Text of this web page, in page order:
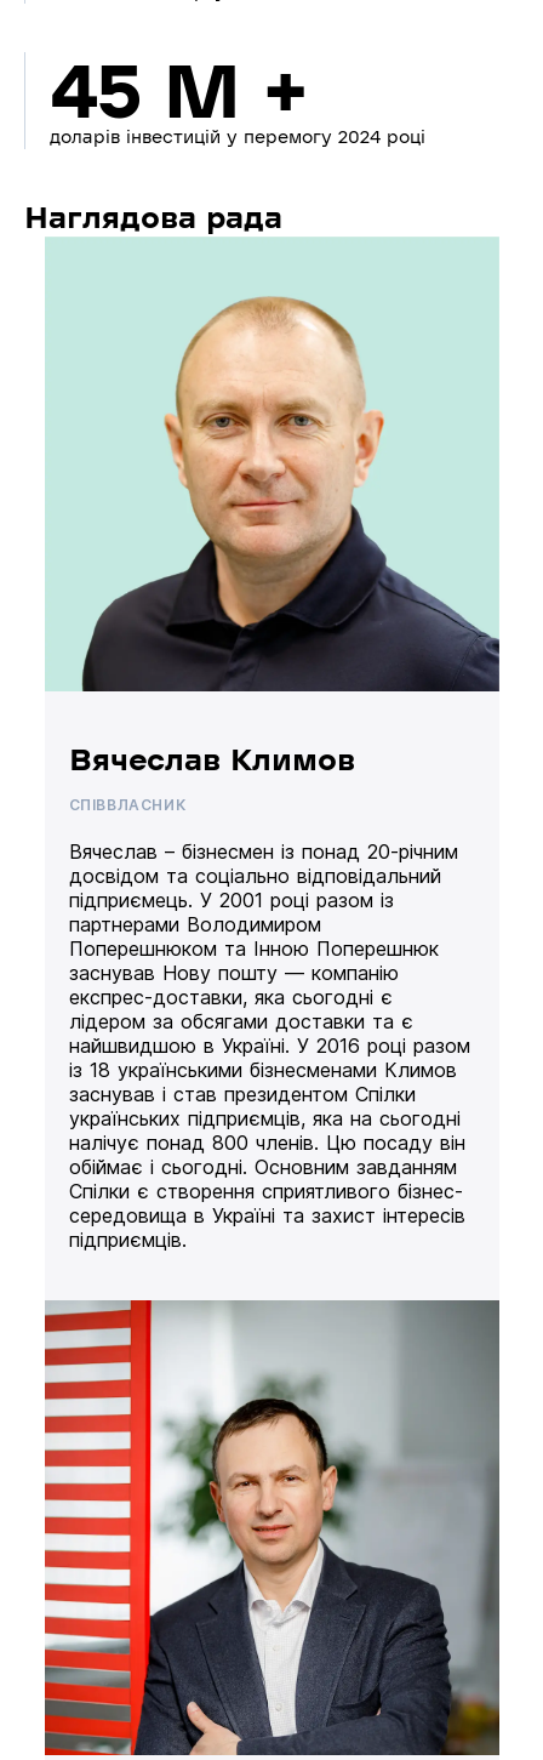
45 M +
доларів інвестицій у перемогу 2024 році
Наглядова рада
Вячеслав Климов
СПІВВЛАСНИК
Вячеслав – бізнесмен із понад 20-річним
досвідом та соціально відповідальний
підприємець. У 2001 році разом із
партнерами Володимиром
Поперешнюком та Інною Поперешнюк
заснував Нову пошту — компанію
експрес-доставки, яка сьогодні є
лідером за обсягами доставки та є
найшвидшою в Україні. У 2016 році разом
із 18 українськими бізнесменами Климов
заснував і став президентом Спілки
українських підприємців, яка на сьогодні
налічує понад 800 членів. Цю посаду він
обіймає і сьогодні. Основним завданням
Спілки є створення сприятливого бізнес-
середовища в Україні та захист інтересів
підприємців.